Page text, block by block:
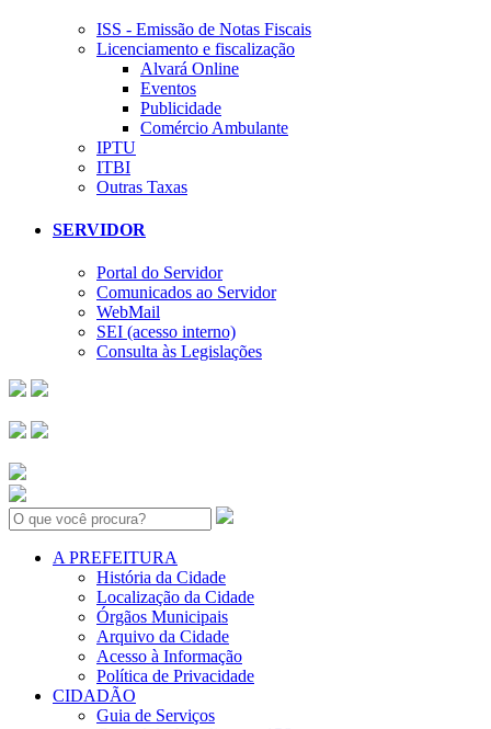
ISS - Emissão de Notas Fiscais
Licenciamento e fiscalização
Alvará Online
Eventos
Publicidade
Comércio Ambulante
IPTU
ITBI
Outras Taxas
SERVIDOR
Portal do Servidor
Comunicados ao Servidor
WebMail
SEI (acesso interno)
Consulta às Legislações
Search:
A PREFEITURA
História da Cidade
Localização da Cidade
Órgãos Municipais
Arquivo da Cidade
Acesso à Informação
Política de Privacidade
CIDADÃO
Guia de Serviços